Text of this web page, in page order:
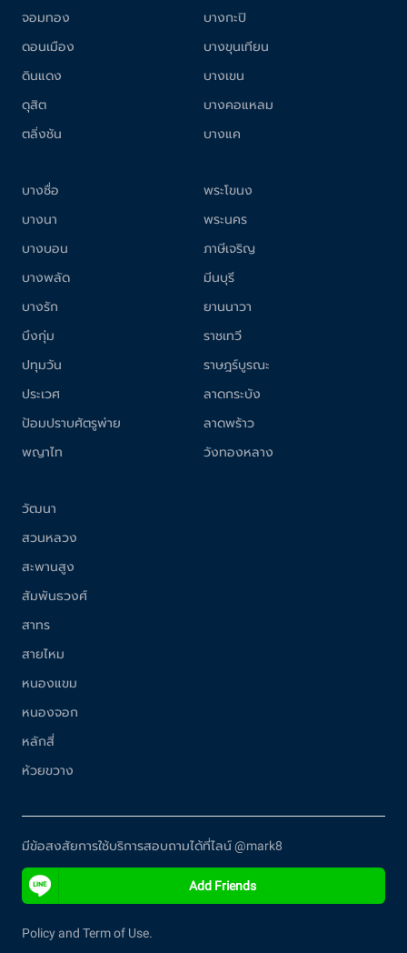
จอมทอง
ดอนเมือง
ดินแดง
ดุสิต
ตลิ่งชัน
บางกะปิ
บางขุนเทียน
บางเขน
บางคอแหลม
บางแค
บางซื่อ
บางนา
บางบอน
บางพลัด
บางรัก
บึงกุ่ม
ปทุมวัน
ประเวศ
ป้อมปราบศัตรูพ่าย
พญาไท
พระโขนง
พระนคร
ภาษีเจริญ
มีนบุรี
ยานนาวา
ราชเทวี
ราษฎร์บูรณะ
ลาดกระบัง
ลาดพร้าว
วังทองหลาง
วัฒนา
สวนหลวง
สะพานสูง
สัมพันธวงศ์
สาทร
สายไหม
หนองแขม
หนองจอก
หลักสี่
ห้วยขวาง
Policy and Term of Use.
มีข้อสงสัยการใช้บริการสอบถามได้ที่ไลน์ @mark8
Add Friends